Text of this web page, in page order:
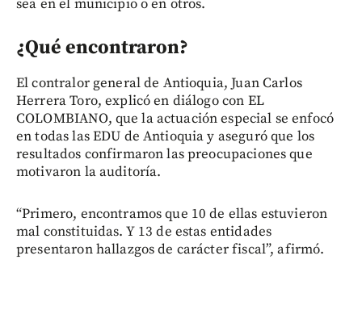
sea en el municipio o en otros.
¿Qué encontraron?
El contralor general de Antioquia, Juan Carlos
Herrera Toro, explicó en diálogo con EL
COLOMBIANO, que la actuación especial se enfocó
en todas las EDU de Antioquia y aseguró que los
resultados confirmaron las preocupaciones que
motivaron la auditoría.
“Primero, encontramos que 10 de ellas estuvieron
mal constituidas. Y 13 de estas entidades
presentaron hallazgos de carácter fiscal”, afirmó.